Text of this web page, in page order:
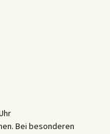
Bei besonderen